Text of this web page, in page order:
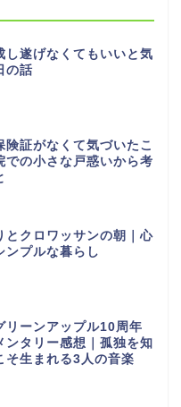
し遂げなくてもいいと気
の話
険証がなくて気づいたこ
での小さな戸惑いから考
とクロワッサンの朝｜心
ンプルな暮らし
リーンアップル10周年
ンタリー感想｜孤独を知
そ生まれる3人の音楽